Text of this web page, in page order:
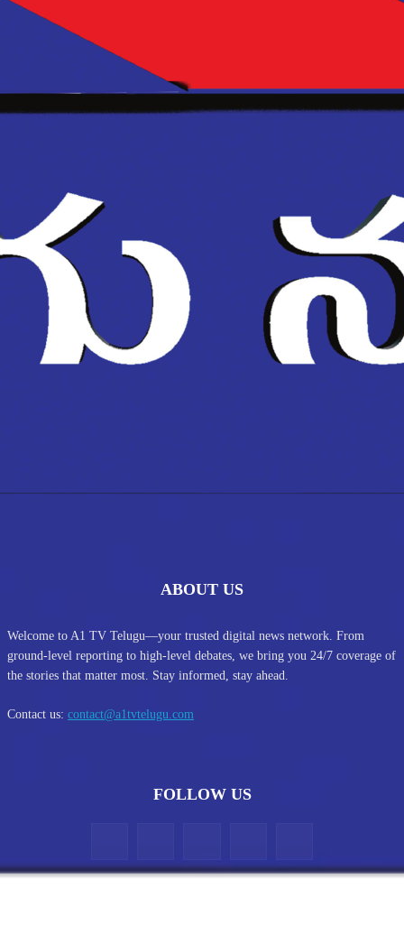
ABOUT US
Welcome to A1 TV Telugu—your trusted digital news network. From
ground-level reporting to high-level debates, we bring you 24/7 coverage of
the stories that matter most. Stay informed, stay ahead.
Contact us: contact@a1tvtelugu.com
FOLLOW US